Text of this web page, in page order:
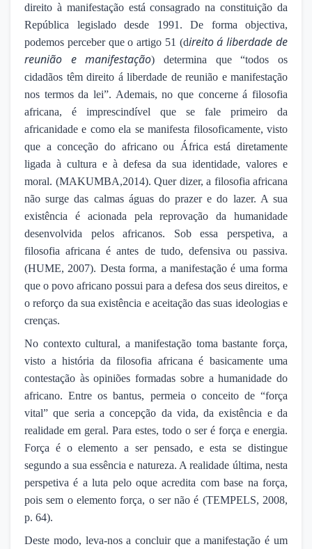
direito à manifestação está consagrado na constituição da
República legislado desde 1991. De forma objectiva,
podemos perceber que o artigo 51 (direito á liberdade de
reunião e manifestação) determina que “todos os
cidadãos têm direito á liberdade de reunião e manifestação
nos termos da lei”. Ademais, no que concerne á filosofia
africana, é imprescindível que se fale primeiro da
africanidade e como ela se manifesta filosoficamente, visto
que a conceção do africano ou África está diretamente
ligada à cultura e à defesa da sua identidade, valores e
moral. (MAKUMBA,2014). Quer dizer, a filosofia africana
não surge das calmas águas do prazer e do lazer. A sua
existência é acionada pela reprovação da humanidade
desenvolvida pelos africanos. Sob essa perspetiva, a
filosofia africana é antes de tudo, defensiva ou passiva.
(HUME, 2007). Desta forma, a manifestação é uma forma
que o povo africano possui para a defesa dos seus direitos, e
o reforço da sua existência e aceitação das suas ideologias e
crenças.
No contexto cultural, a manifestação toma bastante força,
visto a história da filosofia africana é basicamente uma
contestação às opiniões formadas sobre a humanidade do
africano. Entre os bantus, permeia o conceito de “força
vital” que seria a concepção da vida, da existência e da
realidade em geral. Para estes, todo o ser é força e energia.
Força é o elemento a ser pensado, e esta se distingue
segundo a sua essência e natureza. A realidade última, nesta
perspetiva é a luta pelo oque acredita com base na força,
pois sem o elemento força, o ser não é (TEMPELS, 2008,
p. 64).
Deste modo, leva-nos a concluir que a manifestação é um